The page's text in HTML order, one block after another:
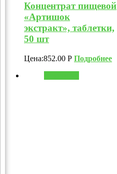
Концентрат пищевой
«Артишок
экстракт», таблетки,
50 шт
Цена:852.00 Р Подробнее